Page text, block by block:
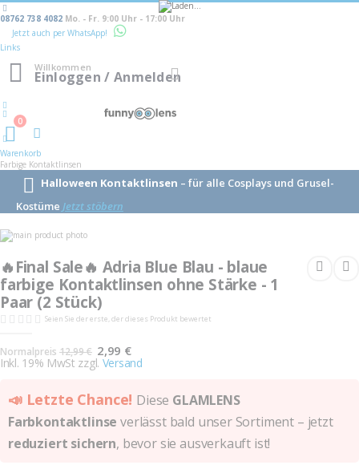
08762 738 4082 Mo. - Fr. 9:00 Uhr - 17:00 Uhr
Jetzt auch per WhatsApp!
Links
Willkommen
Einloggen / Anmelden
Warenkorb
0
Warenkorb
Farbige Kontaktlinsen
Halloween Kontaktlinsen – für alle Cosplays und Grusel-
Kostüme Jetzt stöbern
Skip
to
end
of
the
images
gallery
the
beginning
of
the
images
gallery
🔥Final Sale🔥 Adria Blue Blau - blaue
farbige Kontaktlinsen ohne Stärke - 1
Paar (2 Stück)
Seien Sie der erste, der dieses Produkt bewertet
Normalpreis 12,99 € Sonderangebot
2,99 €
Inkl. 19% MwSt zzgl. Versand
📣 Letzte Chance! Diese GLAMLENS
Farbkontaktlinse verlässt bald unser Sortiment – jetzt
reduziert sichern, bevor sie ausverkauft ist!